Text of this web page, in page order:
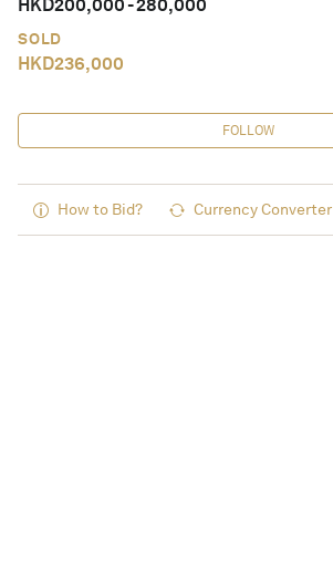
HKD200,000-280,000
SOLD
HKD236,000
FOLLOW
How to Bid? Currency Converter